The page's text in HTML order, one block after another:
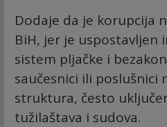
Dodaje da je korupcija
BiH, jer je uspostavljen
sistem pljačke i
saučesnici ili poslušnici
struktura, često
tužilaštava i sudova.